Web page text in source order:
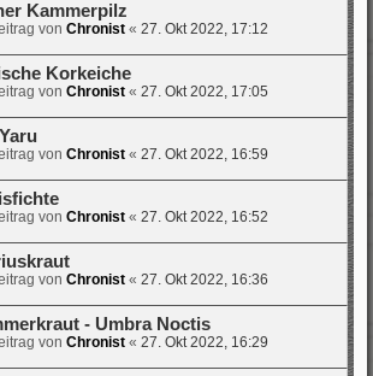
Kammerpilz
von Chronist « 27. Okt 2022, 17:12
Korkeiche
von Chronist « 27. Okt 2022, 17:05
von Chronist « 27. Okt 2022, 16:59
von Chronist « 27. Okt 2022, 16:52
von Chronist « 27. Okt 2022, 16:36
- Umbra Noctis
von Chronist « 27. Okt 2022, 16:29